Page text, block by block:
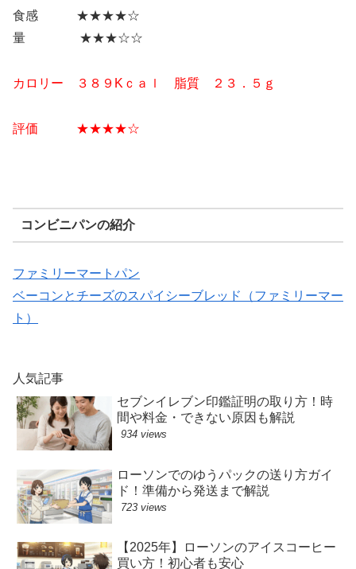
食感 ★★★★☆
量 ★★★☆☆
カロリー ３８９Kｃａｌ 脂質 ２３．５ｇ
評価 ★★★★☆
コンビニパンの紹介
ファミリーマートパン
ベーコンとチーズのスパイシーブレッド（ファミリーマー
ト）
人気記事
セブンイレブン印鑑証明の取り方！時
間や料金・できない原因も解説
934 views
ローソンでのゆうパックの送り方ガイ
ド！準備から発送まで解説
723 views
【2025年】ローソンのアイスコーヒー
買い方！初心者も安心